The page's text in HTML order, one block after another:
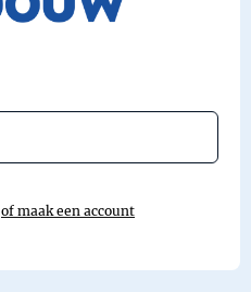
of maak een account